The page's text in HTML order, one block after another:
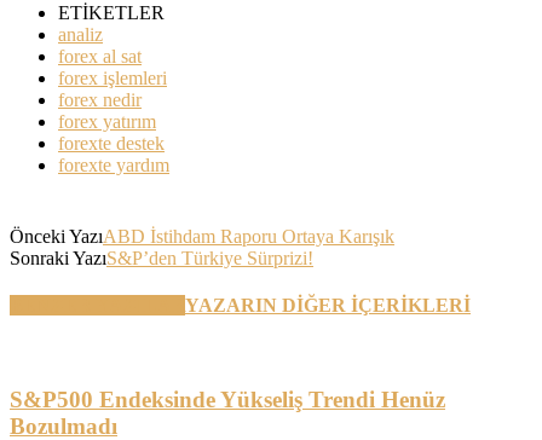
ETİKETLER
analiz
forex al sat
forex işlemleri
forex nedir
forex yatırım
forexte destek
forexte yardım
Önceki YazıABD İstihdam Raporu Ortaya Karışık
Sonraki YazıS&P’den Türkiye Sürprizi!
YAZARIN DİĞER İÇERİKLERİ
S&P500 Endeksinde Yükseliş Trendi Henüz
Bozulmadı